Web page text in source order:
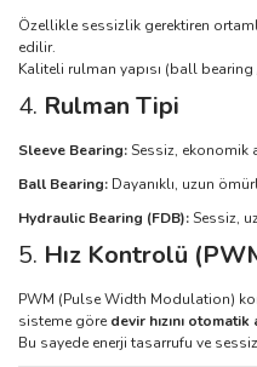
Özellikle sessizlik gerektiren
edilir.
Kaliteli rulman yapısı (ball
4. Rulman Tipi
Sleeve Bearing:Sessiz, ekonomik
Ball Bearing: Dayanıklı, uzun
Hydraulic Bearing (FDB):Sessiz,
5. Hız Kontrolü
PWM (Pulse Width Modulation)
sisteme göre devir hızını
Bu sayede enerji tasarrufu ve